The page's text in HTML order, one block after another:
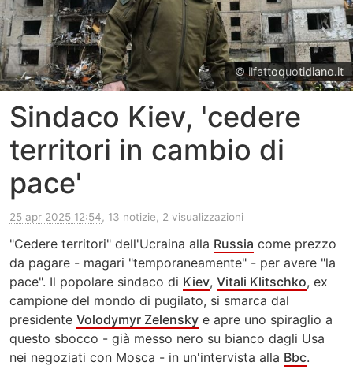
© ilfattoquotidiano.it
Sindaco Kiev, 'cedere
territori in cambio di
pace'
25 apr 2025 12:54, 13 notizie, 2 visualizzazioni
"Cedere territori" dell'Ucraina alla Russia come prezzo
da pagare - magari "temporaneamente" - per avere "la
pace". Il popolare sindaco di Kiev, Vitali Klitschko, ex
campione del mondo di pugilato, si smarca dal
presidente Volodymyr Zelensky e apre uno spiraglio a
questo sbocco - già messo nero su bianco dagli Usa
nei negoziati con Mosca - in un'intervista alla Bbc.